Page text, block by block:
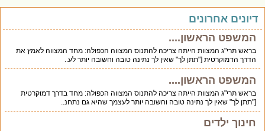
דיונים אחרונים
המשפט הראשון....
בראש תרי"ג המצוות הייתה צריכה להתנוס המצווה הכפולה: מחד המצווה לאמץ את
הדרך הדמוקרטית ["תתן לך" שאין לך נתינה טובה וחשובה יותר לע..
המשפט הראשון....
בראש תרי"ג המצוות הייתה צריכה להתנוס המצווה הכפולה: מחד בדרך דמוקרטית
["תתן לך" שאין לך נתינה טובה וחשובה יותר לעצמך שהיא גם נתחנ..
חינוך ילדים